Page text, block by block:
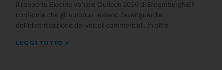
Il rapporto Electric Vehicle Outlook 2026 di BloombergNEF
conferma che gli autobus restano l’avanguardia
dell’elettrificazione dei veicoli commerciali. In oltre
LEGGI TUTTO »